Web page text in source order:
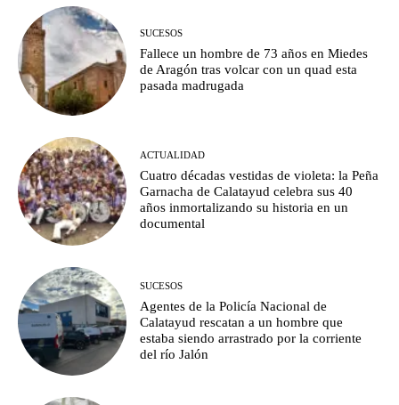
SUCESOS
Fallece un hombre de 73 años en Miedes
de Aragón tras volcar con un quad esta
pasada madrugada
ACTUALIDAD
Cuatro décadas vestidas de violeta: la Peña
Garnacha de Calatayud celebra sus 40
años inmortalizando su historia en un
documental
SUCESOS
Agentes de la Policía Nacional de
Calatayud rescatan a un hombre que
estaba siendo arrastrado por la corriente
del río Jalón